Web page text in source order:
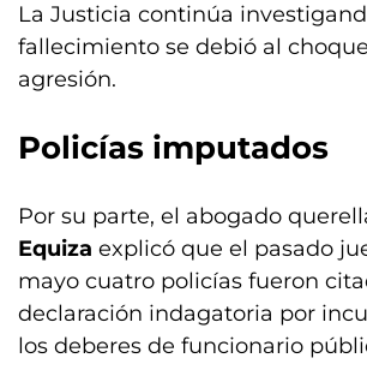
La Justicia continúa
fallecimiento se debió al
agresión.
Policías imputados
Por su parte, el abogado
Equiza explicó que el pasado
mayo cuatro policías fueron
declaración indagatoria por
los deberes de funcionario